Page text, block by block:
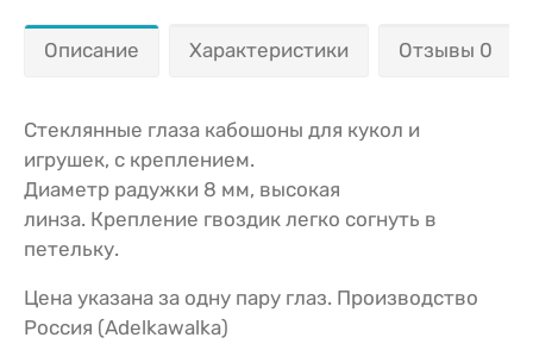
Описание Характеристики Отзывы 0
Стеклянные глаза кабошоны для кукол и
игрушек, c креплением.
Диаметр радужки 8 мм, высокая
линза. Крепление гвоздик легко согнуть в
петельку.
Цена указана за одну пару глаз. Производство
Россия (Adelkawalka)